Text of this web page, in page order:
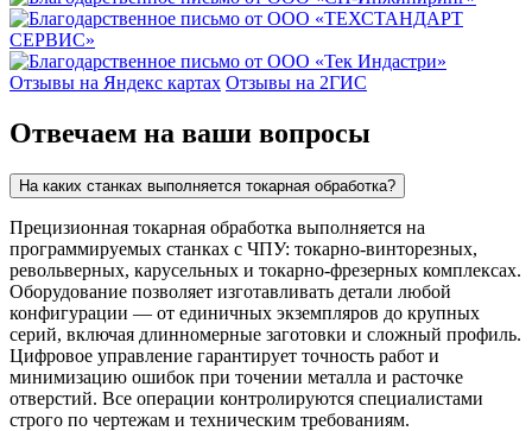
Отзывы на Яндекс картах Отзывы на 2ГИС
Отвечаем на ваши вопросы
На каких станках выполняется токарная обработка?
Прецизионная токарная обработка выполняется на
программируемых станках с ЧПУ: токарно-винторезных,
револьверных, карусельных и токарно-фрезерных комплексах.
Оборудование позволяет изготавливать детали любой
конфигурации — от единичных экземпляров до крупных
серий, включая длинномерные заготовки и сложный профиль.
Цифровое управление гарантирует точность работ и
минимизацию ошибок при точении металла и расточке
отверстий. Все операции контролируются специалистами
строго по чертежам и техническим требованиям.